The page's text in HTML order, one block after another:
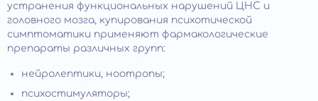
устранения функциональных нарушений ЦНС и
головного мозга, купирования психотической
симптоматики применяют фармакологические
препараты различных групп:
нейролептики, ноотропы;
психостимуляторы;